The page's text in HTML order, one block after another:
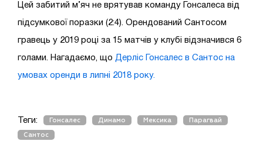
Цей забитий м’яч не врятував команду Гонсалеса від
підсумкової поразки (2:4). Орендований Сантосом
гравець у 2019 році за 15 матчів у клубі відзначився 6
голами. Нагадаємо, що Дерліс Гонсалес в Сантос на
умовах оренди в липні 2018 року.
Теги: Гонсалес Динамо Мексика Парагвай
Сантос